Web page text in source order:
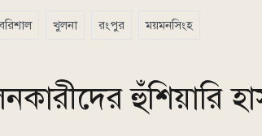
খুলনা রংপুর ময়মনসিংহ
হুঁশিয়ারি